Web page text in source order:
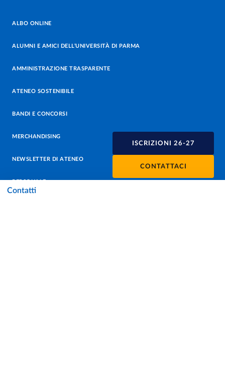
ISCRIZIONI 26-27
CONTATTACI
Contatti
ALBO ONLINE
ALUMNI E AMICI DELL’UNIVERSITÀ DI PARMA
AMMINISTRAZIONE TRASPARENTE
ATENEO SOSTENIBILE
BANDI E CONCORSI
MERCHANDISING
NEWSLETTER DI ATENEO
PERSONALE